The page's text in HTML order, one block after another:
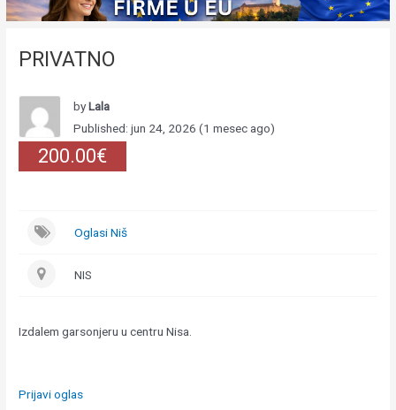
PRIVATNO
byLala
Published: jun 24, 2026 (1 mesec ago)
200.00€
Oglasi Niš
NIS
Izdalem garsonjeru u centru Nisa.
Prijavi oglas